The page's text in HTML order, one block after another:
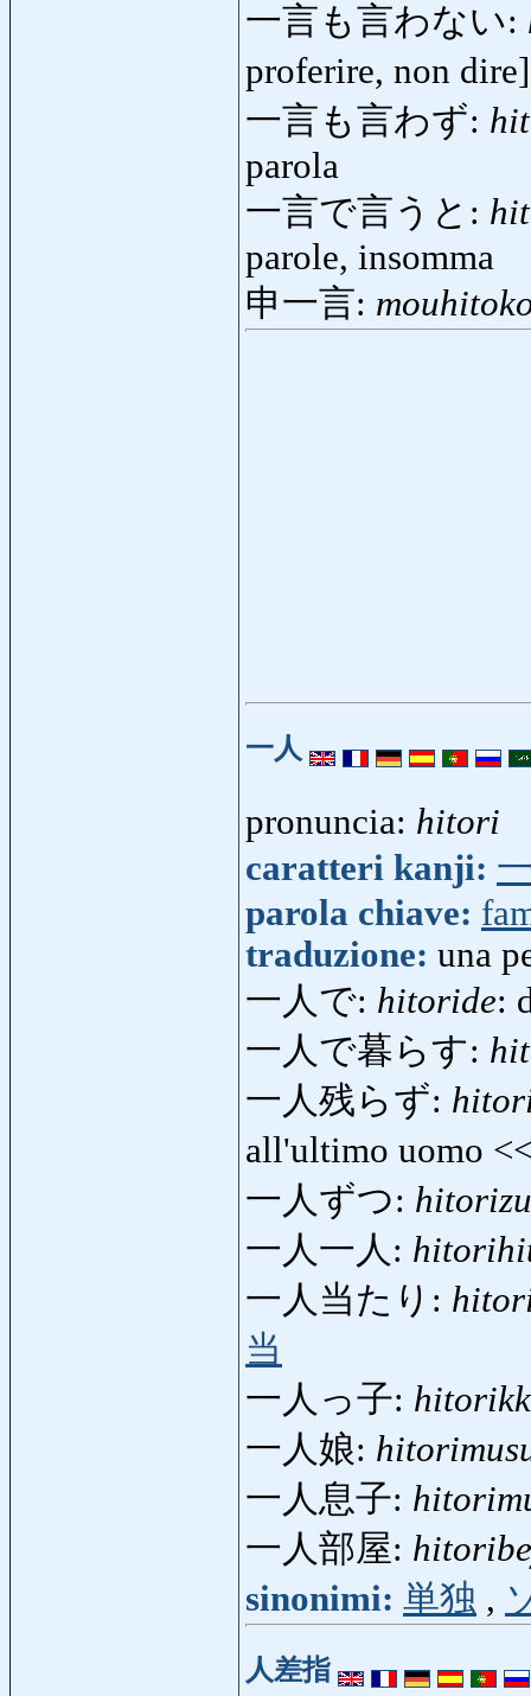
一言も言わない:
proferire, non
一言も言わず:
parola
一言で言うと:
parole, insomma
申一言:
一人
pronuncia: hitori
caratteri kanji:
parola chiave:
traduzione: una
一人で: hitoride:
一人で暮らす:
一人残らず:
all'ultimo uomo
一人ずつ:
一人一人:
一人当たり:
当
一人っ子:
一人娘:
一人息子:
一人部屋:
sinonimi: 単独 ,
人差指